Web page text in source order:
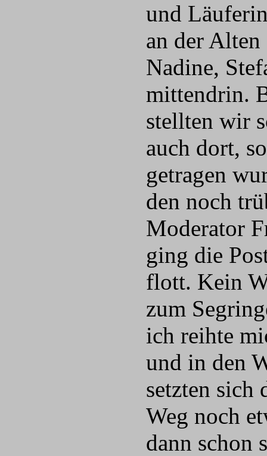
und
an der
Nadine,
mittendrin.
stellten wir
auch dort,
getragen
den noch
Moderator
ging die
flott. Kein
zum
ich reihte
und in den
setzten sich
Weg noch
dann schon